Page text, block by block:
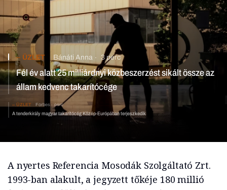
ÜZLET Bánáti Anna 3 perc
Fél év alatt 25 milliárdnyi közbeszerzést sikált össze az
állam kedvenc takarítócége
ÜZLET Forbes perc
A tenderkirály magyar takarítócég Közép-Európában terjeszkedik
A nyertes Referencia Mosodák Szolgáltató Zrt.
1993-ban alakult, a jegyzett tőkéje 180 millió